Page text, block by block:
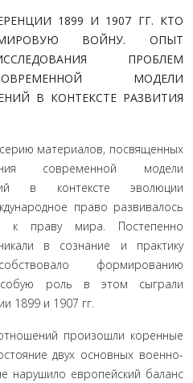
1899 И 1907 ГГ. КТО
ВОЙНУ. ОПЫТ
ПРОБЛЕМ
МОДЕЛИ
В КОНТЕКСТЕ РАЗВИТИЯ
материалов, посвященных
современной модели
в контексте эволюции
право развивалось
праву мира. Постепенно
в сознание и практику
формированию
роль в этом сыграли
1899 и 1907 гг.
произошли коренные
двух основных военно-
нарушило европейский баланс